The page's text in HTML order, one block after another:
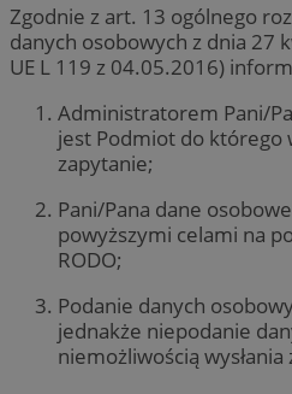
Zgodnie z art. 13 ogólnego
danych osobowych z dnia 27
UE L 119 z 04.05.2016)
Administratorem Pani/
jest Podmiot do którego
zapytanie;
Pani/Pana dane
powyższymi celami na
RODO;
Podanie danych
jednakże niepodanie
niemożliwością wysłania